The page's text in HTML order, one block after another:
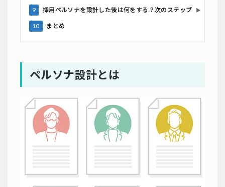
9 採用ペルソナを設計した後は何をする？次のステップ ▶
10 まとめ
ペルソナ設計とは